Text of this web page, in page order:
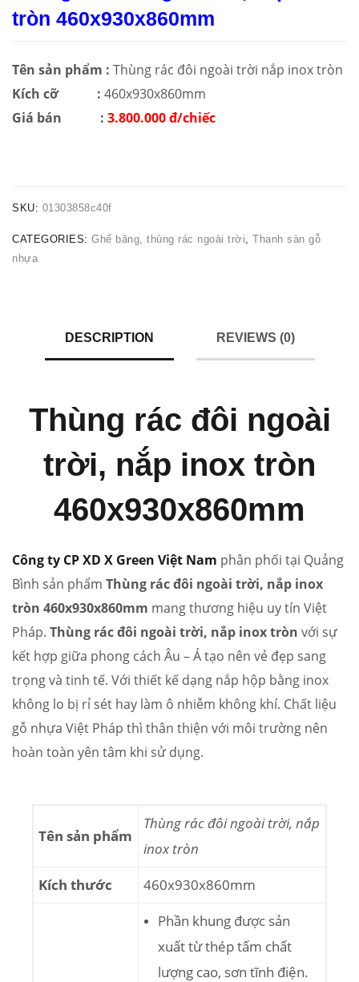
tròn 460x930x860mm
Tên sản phẩm : Thùng rác đôi ngoài trời nắp inox tròn
Kích cỡ
: 460x930x860mm
Giá bán : 3.800.000 đ/chiếc
SKU: 01303858c40f
CATEGORIES: Ghế băng, thùng rác ngoài trời, Thanh sàn gỗ
nhựa
DESCRIPTION REVIEWS (0)
Thùng rác đôi ngoài
trời, nắp inox tròn
460x930x860mm
Công ty CP XD X Green Việt Nam phân phối tại Quảng
Bình sản phẩm Thùng rác đôi ngoài trời, nắp inox
tròn 460x930x860mm mang thương hiệu uy tín Việt
Pháp. Thùng rác đôi ngoài trời, nắp inox tròn với sự
kết hợp giữa phong cách Âu – Á tạo nên vẻ đẹp sang
trọng và tinh tế. Với thiết kế dạng nắp hộp bằng inox
không lo bị rỉ sét hay làm ô nhiễm không khí. Chất liệu
gỗ nhựa Việt Pháp thì thân thiện với môi trường nên
hoàn toàn yên tâm khi sử dụng.
Tên sản phẩm
Thùng rác đôi ngoài trời, nắp
inox tròn
Kích thước
460x930x860mm
Phần khung được sản
xuất từ thép tấm chất
lượng cao, sơn tĩnh điện.